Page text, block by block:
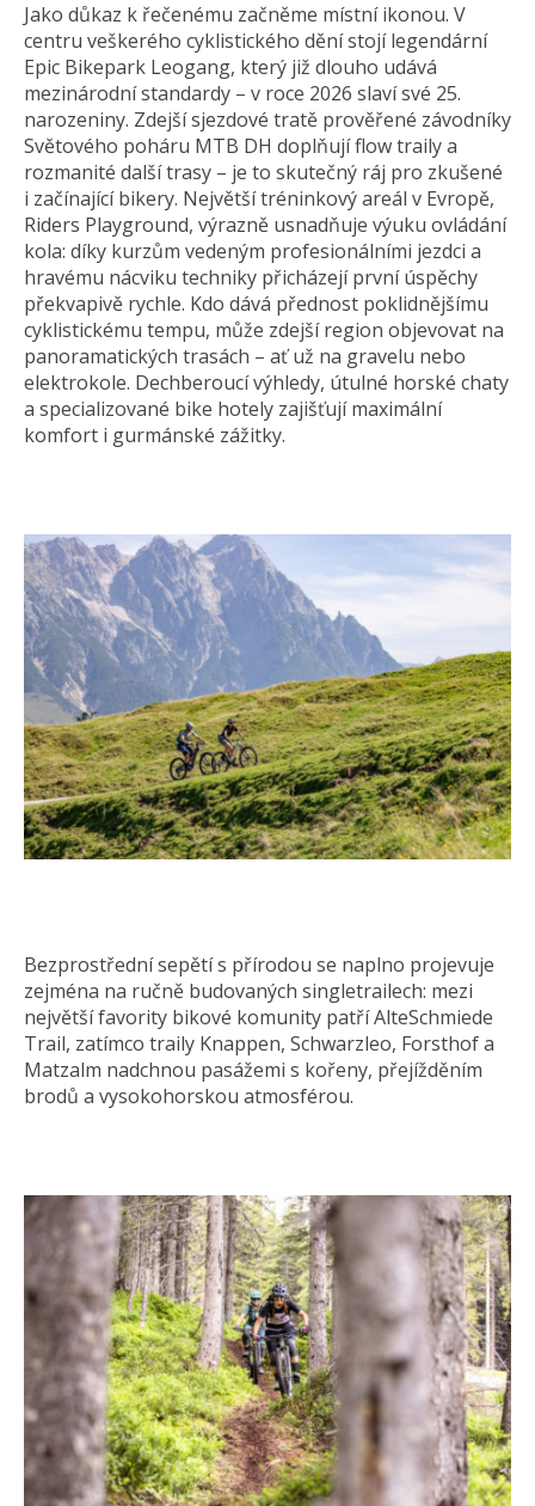
Jako důkaz k řečenému začněme místní ikonou. V
centru veškerého cyklistického dění stojí legendární
Epic Bikepark Leogang, který již dlouho udává
mezinárodní standardy – v roce 2026 slaví své 25.
narozeniny. Zdejší sjezdové tratě prověřené závodníky
Světového poháru MTB DH doplňují flow traily a
rozmanité další trasy – je to skutečný ráj pro zkušené
i začínající bikery. Největší tréninkový areál v Evropě,
Riders Playground, výrazně usnadňuje výuku ovládání
kola: díky kurzům vedeným profesionálními jezdci a
hravému nácviku techniky přicházejí první úspěchy
překvapivě rychle. Kdo dává přednost poklidnějšímu
cyklistickému tempu, může zdejší region objevovat na
panoramatických trasách – ať už na gravelu nebo
elektrokole. Dechberoucí výhledy, útulné horské chaty
a specializované bike hotely zajišťují maximální
komfort i gurmánské zážitky.
Bezprostřední sepětí s přírodou se naplno projevuje
zejména na ručně budovaných singletrailech: mezi
největší favority bikové komunity patří AlteSchmiede
Trail, zatímco traily Knappen, Schwarzleo, Forsthof a
Matzalm nadchnou pasážemi s kořeny, přejížděním
brodů a vysokohorskou atmosférou.